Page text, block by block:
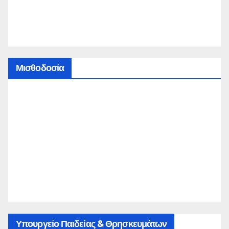
Μισθοδοσία
Υπουργείο Παιδείας & Θρησκευμάτων